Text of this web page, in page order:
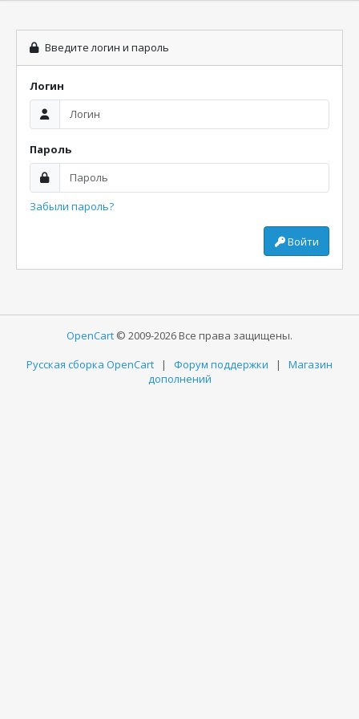
Введите логин и пароль
Логин
Пароль
Забыли пароль?
Войти
OpenCart © 2009-2026 Все права защищены.
Русская сборка OpenCart | Форум поддержки | Магазин
дополнений